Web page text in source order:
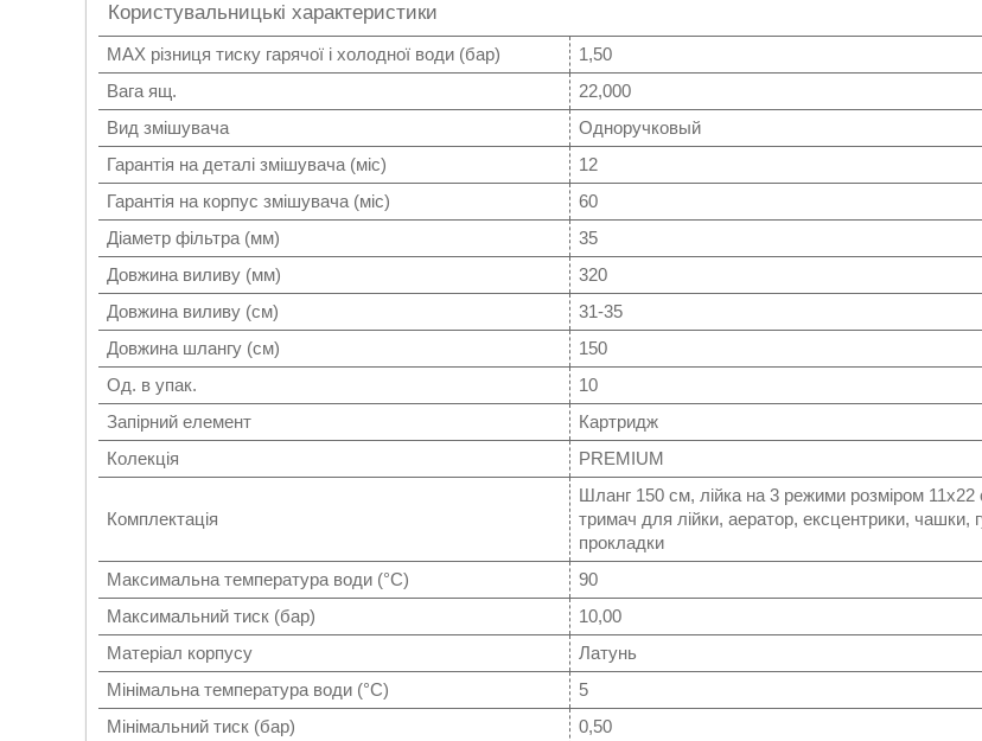
Користувальницькі характеристики
MAX різниця тиску гарячої і холодної води (бар)
1,50
Вага ящ.
22,000
Вид змішувача
Одноручковый
Гарантія на деталі змішувача (міс)
12
Гарантія на корпус змішувача (міс)
60
Діаметр фільтра (мм)
35
Довжина виливу (мм)
320
Довжина виливу (см)
31-35
Довжина шлангу (см)
150
Од. в упак.
10
Запірний елемент
Картридж
Колекція
PREMIUM
Комплектація
Шланг 150 см, лійка на 3 режими розміром 11х22
тримач для лійки, аератор, ексцентрики, чашки,
прокладки
Максимальна температура води (°C)
90
Максимальний тиск (бар)
10,00
Матеріал корпусу
Латунь
Мінімальна температура води (°C)
5
Мінімальний тиск (бар)
0,50